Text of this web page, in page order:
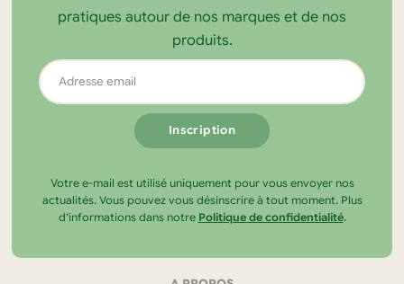
Tendance
pratiques autour de nos marques et de nos
produits.
Adresse
email
Votre e-mail est utilisé uniquement pour vous envoyer nos
actualités. Vous pouvez vous désinscrire à tout moment. Plus
d’informations dans notre Politique de confidentialité.